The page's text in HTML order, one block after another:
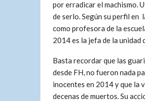
por erradicar el machismo.
de serlo. Según su perfil en
como profesora de la
2014 es la jefa de la unidad
Basta recordar que las
desde FH, no fueron nada
inocentes en 2014 y que la
decenas de muertos. Su